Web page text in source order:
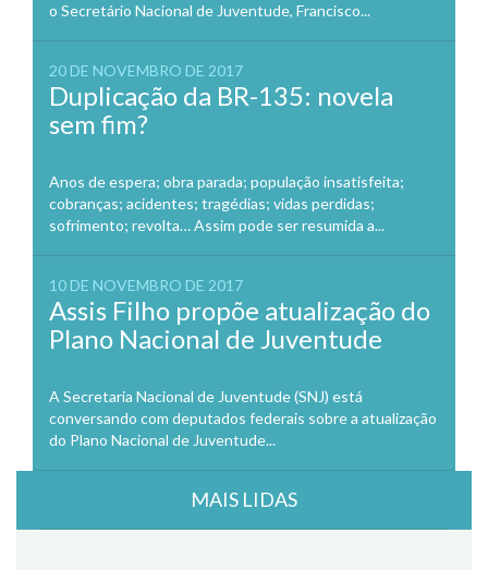
o Secretário Nacional de Juventude, Francisco...
20 DE NOVEMBRO DE 2017
Duplicação da BR-135: novela
sem fim?
Anos de espera; obra parada; população insatisfeita;
cobranças; acidentes; tragédias; vidas perdidas;
sofrimento; revolta… Assim pode ser resumida a...
10 DE NOVEMBRO DE 2017
Assis Filho propõe atualização do
Plano Nacional de Juventude
A Secretaria Nacional de Juventude (SNJ) está
conversando com deputados federais sobre a atualização
do Plano Nacional de Juventude...
MAIS LIDAS